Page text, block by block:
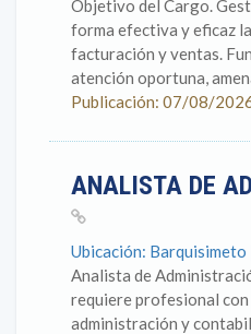
Objetivo del Cargo.
forma efectiva y eficaz
facturación y ventas.
atención oportuna,
Publicación: 07/08/
ANALISTA DE
Ubicación: Barquisimeto
Analista de
requiere profesional
administración y